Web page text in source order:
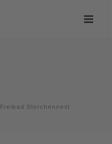
Freibad Storchennest